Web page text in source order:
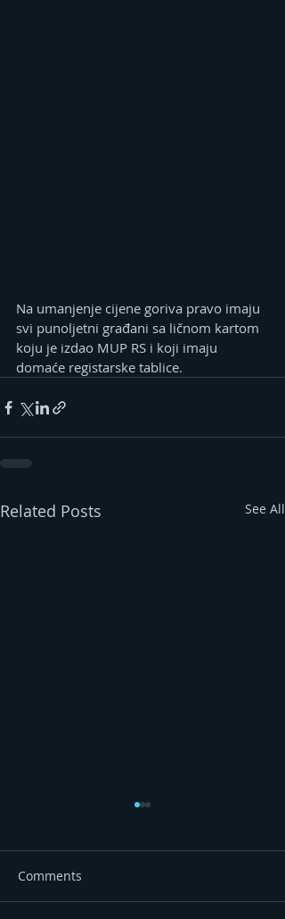
Na umanjenje cijene goriva pravo imaju
svi punoljetni građani sa ličnom kartom
koju je izdao MUP RS i koji imaju
domaće registarske tablice.
Related Posts See All
Comments